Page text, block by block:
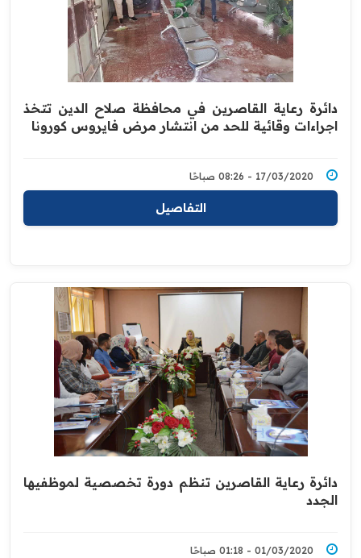
دائرة رعاية القاصرين في محافظة صلاح الدين تتخذ
اجراءات وقائية للحد من ‏انتشار ‏مرض فايروس كورونا‎
17/03/2020 - 08:26 صباحًا
التفاصيل
دائرة رعاية القاصرين تنظم دورة تخصصية لموظفيها
الجدد
01/03/2020 - 01:18 صباحًا